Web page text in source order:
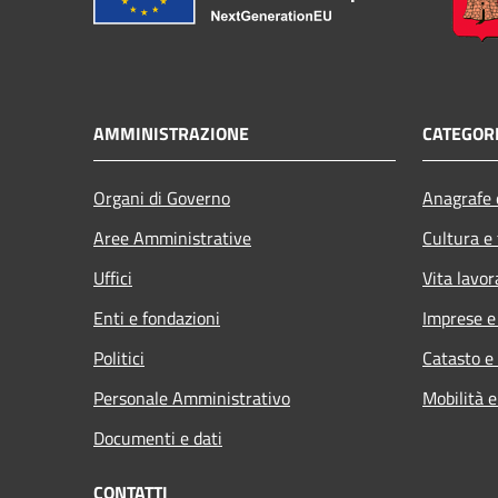
AMMINISTRAZIONE
Organi di Governo
Aree Amministrative
Uffici
Enti e fondazioni
Politici
Personale Amministrativo
Documenti e dati
Cultura
Vita
Imprese
Catasto
Mobilità
CONTATTI